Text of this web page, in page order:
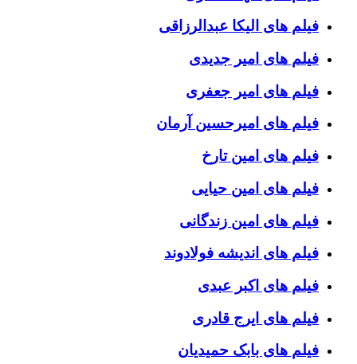
فیلم های الیکا عبدالرزاقی
فیلم های امیر جدیدی
فیلم های امیر جعفری
فیلم های امیرحسین آرمان
فیلم های امین تارخ
فیلم های امین حیایی
فیلم های امین زندگانی
فیلم های اندیشه فولادوند
فیلم های اکبر عبدی
فیلم های ایرج قادری
فیلم های بابک حمیدیان